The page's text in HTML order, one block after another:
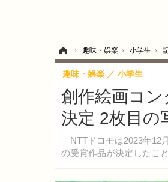
› 趣味・娯楽 › 小学生 ›
創作絵画コ
決定 2枚目の
NTTドコモは2023年12
の受賞作品が決定したこ
趣味・娯楽 小学生